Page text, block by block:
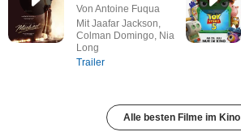
Von Antoine Fuqua
Mit Jaafar Jackson,
Colman Domingo, Nia
Long
Trailer
Alle besten Filme im Kino